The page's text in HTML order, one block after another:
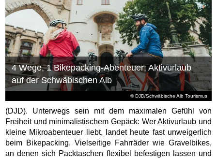
© DJD/Schwäbische Alb Tourismus
4 Wege, 1 Bikepacking-Abenteuer: Aktivurlaub
auf der Schwäbischen Alb
(DJD). Unterwegs sein mit dem maximalen Gefühl von
Freiheit und minimalistischem Gepäck: Wer Aktivurlaub und
kleine Mikroabenteuer liebt, landet heute fast unweigerlich
beim Bikepacking. Vielseitige Fahrräder wie Gravelbikes,
an denen sich Packtaschen flexibel befestigen lassen und